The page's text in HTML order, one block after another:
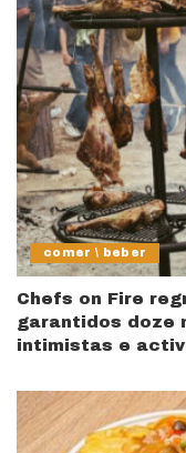
comer \ beber
Chefs on Fire
garantidos doze
intimistas e